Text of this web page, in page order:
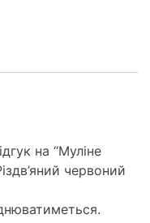
на “Муліне
червоний